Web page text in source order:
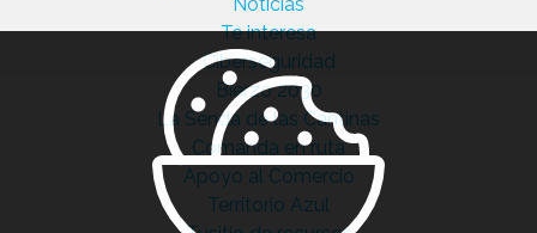
Te interesa
Ciberseguridad
Bierzo 2030
La Senda de las Cantinas
Comanda en ruta
Apoyo al Comercio
Territorio Azul